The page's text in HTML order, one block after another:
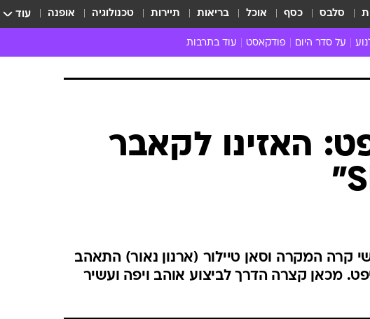
סלבס כסף אוכל בריאות תיירות טכנולוגיה אופנה עוד
על סדר היום פודקאסט עוד בתרבות
הופעות חיות
האזינו לקאבר
קרה המקרה וסאן טיילור (ארנון נאור) התאהב
מכאן קצרה הדרך לביצוע אוהב ויפה ועשיר